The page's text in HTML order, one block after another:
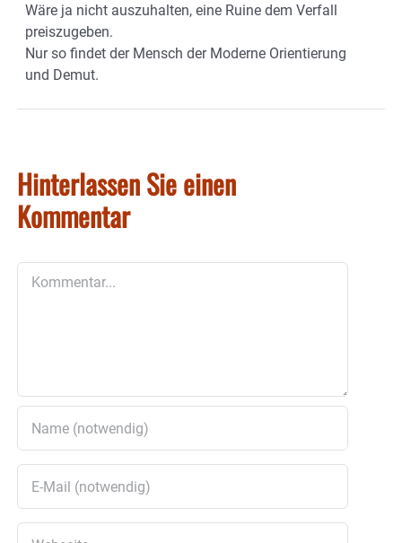
Wäre ja nicht auszuhalten, eine Ruine dem Verfall
preiszugeben.
Nur so findet der Mensch der Moderne Orientierung
und Demut.
Hinterlassen Sie einen
Kommentar